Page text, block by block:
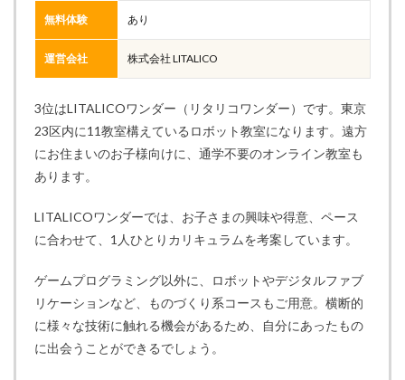
無料体験 あり
運営会社 株式会社 LITALICO
3位はLITALICOワンダー（リタリコワンダー）です。東京
23区内に11教室構えているロボット教室になります。遠方
にお住まいのお子様向けに、通学不要のオンライン教室も
あります。
LITALICOワンダーでは、お子さまの興味や得意、ペース
に合わせて、1人ひとりカリキュラムを考案しています。
ゲームプログラミング以外に、ロボットやデジタルファブ
リケーションなど、ものづくり系コースもご用意。横断的
に様々な技術に触れる機会があるため、自分にあったもの
に出会うことができるでしょう。